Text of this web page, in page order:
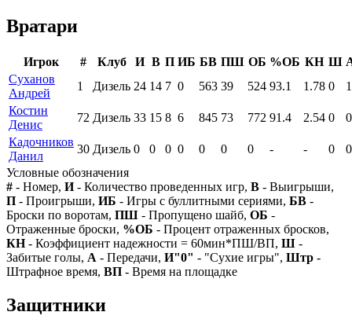
Вратари
Игрок # Клуб И В П ИБ БВ ПШ ОБ %ОБ КН Ш
Суханов
Андрей
1 Дизель 24 14 7 0 563 39 524 93.1 1.78 0
1
Костин
Денис
72 Дизель 33 15 8 6 845 73 772 91.4 2.54 0
0
Кадочников
Данил
30 Дизель 0 0 0 0 0 0 0 - - 0
0
Условные обозначения
# - Номер, И- Количество проведенных игр, В - Выигрыши,
П - Проигрыши, ИБ - Игры с буллитными сериями, БВ -
Броски по воротам, ПШ - Пропущено шайб, ОБ -
Отраженные броски, %ОБ - Процент отраженных бросков,
КН- Коэффициент надежности = 60мин*ПШ/ВП, Ш -
Забитые голы, А - Передачи, И"0" - "Сухие игры", Штр -
Штрафное время, ВП - Время на площадке
Защитники